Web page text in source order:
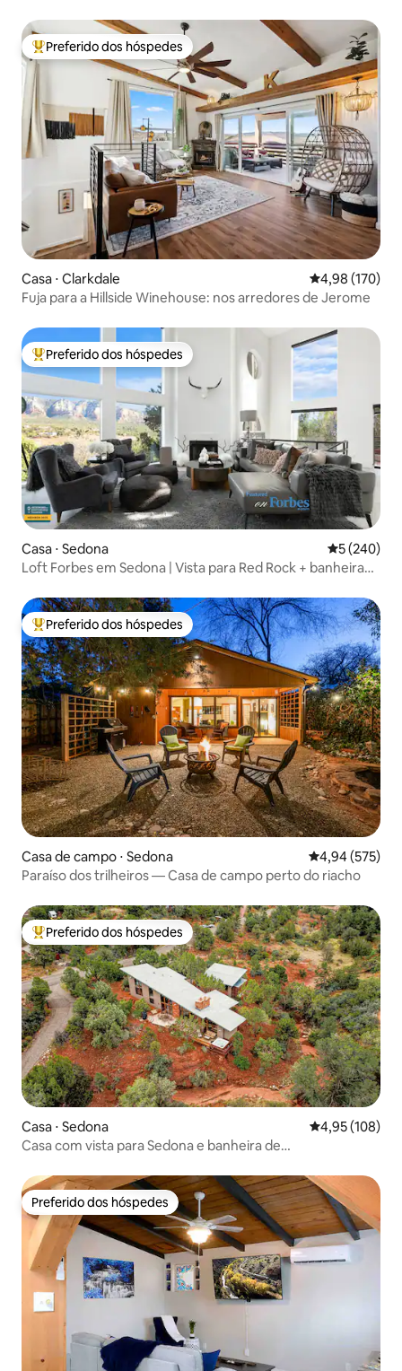
Entre os melhores preferidos dos hóspedes
Preferido dos hóspedes
Casa ⋅ Clarkdale 4,98 de uma
4,98 (170)
Fuja para a Hillside Winehouse: nos arredores de Jerome
Entre os melhores preferidos dos hóspedes
Preferido dos hóspedes
Casa ⋅ Sedona 5 de uma
5 (240)
Loft Forbes em Sedona | Vista para Red Rock + banheira
Entre os melhores preferidos dos hóspedes
Preferido dos hóspedes
Casa de campo ⋅ Sedona 4,94 de uma
4,94 (575)
Paraíso dos trilheiros — Casa de campo perto do riacho
Entre os melhores preferidos dos hóspedes
Preferido dos hóspedes
Casa ⋅ Sedona 4,95 de uma
4,95 (108)
Casa com vista para Sedona e banheira de
Preferido dos hóspedes
Preferido dos hóspedes